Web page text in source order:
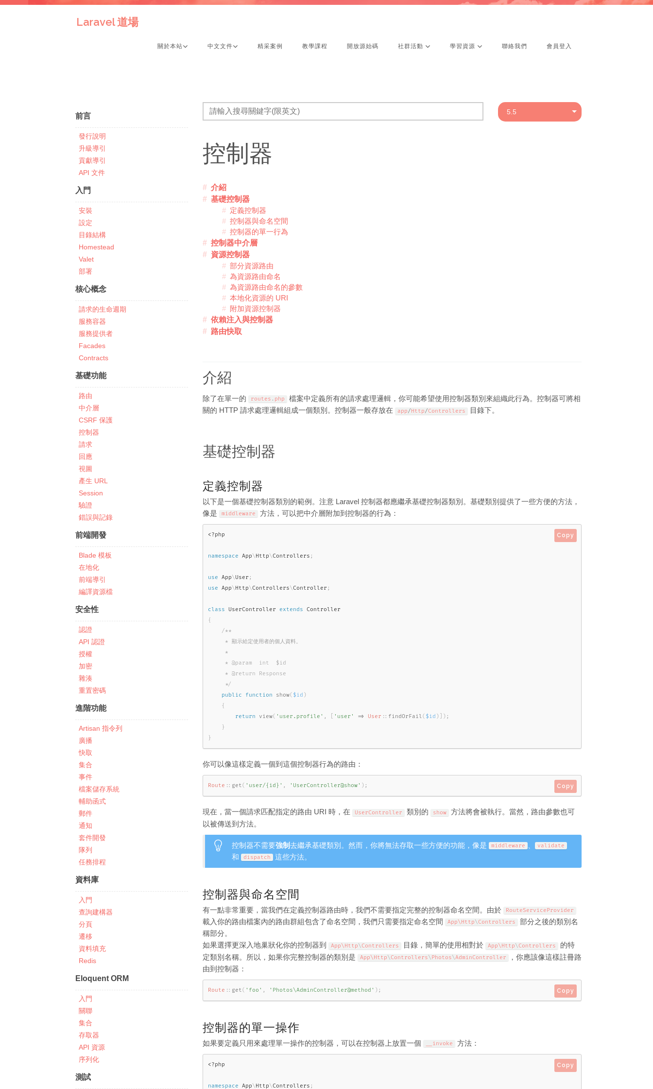
Laravel 道場
關於本站 中文文件 精采案例 教學課程 開放源始碼 社群活動 學習資源 聯絡我們 會員登入
前言
發行說明
升級導引
貢獻導引
API 文件
入門
安裝
設定
目錄結構
Homestead
Valet
部署
核心概念
請求的生命週期
服務容器
服務提供者
Facades
Contracts
基礎功能
路由
中介層
CSRF 保護
控制器
請求
回應
視圖
產生 URL
Session
驗證
錯誤與記錄
前端開發
Blade 模板
在地化
前端導引
編譯資源檔
安全性
認證
API 認證
授權
加密
雜湊
重置密碼
進階功能
Artisan 指令列
廣播
快取
集合
事件
檔案儲存系統
輔助函式
郵件
通知
套件開發
隊列
任務排程
資料庫
入門
查詢建構器
分頁
遷移
資料填充
Redis
Eloquent ORM
入門
關聯
集合
存取器
API 資源
序列化
測試
控制器
介紹
基礎控制器
定義控制器
控制器與命名空間
控制器的單一行為
控制器中介層
資源控制器
部分資源路由
為資源路由命名
為資源路由命名的參數
本地化資源的 URI
附加資源控制器
依賴注入與控制器
路由快取
介紹
除了在單一的 routes . php
檔案中定義所有的請求處理邏輯，你可能希望使用控制器類別來組織此行為。控制器可將相
關的 HTTP 請求處理邏輯組成一個類別。控制器一般存放在
app/Http/Controllers 目錄下。
基礎控制器
定義控制器
以下是一個基礎控制器類別的範例。注意 Laravel 控制器都應繼承基礎控制器類別。基礎類別提供了一些方便的方法，
像是
middleware 方法，可以把中介層附加到控制器的行為：
<?php
namespace App\Http\Controllers ;
use App\User ;
use
App\Http\Controllers\Controller ;
class UserController extends
Controller
{
/**
     * 顯示給定使用者的個人資料。
     *
     * @param  int  $id
     * @return Response
     */
public
function show( $id )
{
return
view( 'user.profile' , 'user' => User :: findOrFail( $id ) ) ;
}
}
Copy
你可以像這樣定義一個到這個控制器行為的路由：
Route :: get( 'user/{id}' , 'UserController@show' ) ; Copy
現在，當一個請求匹配指定的路由 URI 時，在 UserController 類別的 show
方法將會被執行。當然，路由參數也可
以被傳送到方法。
控制器不需要強制去繼承基礎類別。然而，你將無法存取一些方便的功能，像是 middleware validate
和 dispatch 這些方法。
控制器與命名空間
有一點非常重要，當我們在定義控制器路由時，我們不需要指定完整的控制器命名空間。由於 RouteServiceProvider
載入你的路由檔案內的路由群組包含了命名空間，我們只需要指定命名空間 App\ Http\Controllers
部分之後的類別名
稱部分。
如果選擇更深入地巢狀化你的控制器到
App\ Http\ Controllers 目錄，簡單的使用相對於 App\ Http\ Controllers
的特
定類別名稱。所以，如果你完整控制器的類別是
App\Http\Controllers\Photos\AdminController
，你應該像這樣註冊路
由到控制器：
Route :: get( 'foo' , 'Photos\AdminController@method' ) ; Copy
控制器的單一操作
如果要定義只用來處理單一操作的控制器，可以在控制器上放置一個 __invoke 方法：
<?php
namespace App\Http\Controllers ;
Copy